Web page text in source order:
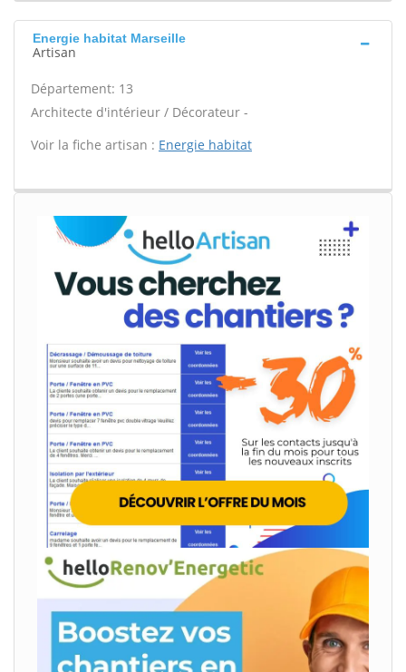
Energie habitat Marseille
Artisan
Département: 13
Architecte d'intérieur / Décorateur -
Voir la fiche artisan : Energie habitat